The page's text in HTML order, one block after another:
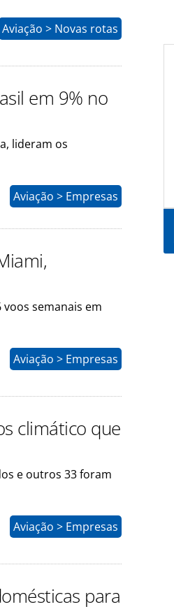
Aviação > Novas rotas
em 9% no
lideram os
Aviação > Empresas
semanais em
Aviação > Empresas
climático que
e outros 33 foram
Aviação > Empresas
para